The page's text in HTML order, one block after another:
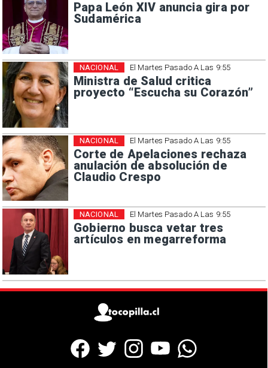
Papa León XIV anuncia gira por
Sudamérica
El Martes Pasado A Las 9:55
Ministra de Salud critica
proyecto “Escucha su Corazón”
NACIONAL
El Martes Pasado A Las 9:55
Corte de Apelaciones rechaza
anulación de absolución de
Claudio Crespo
NACIONAL
El Martes Pasado A Las 9:55
Gobierno busca vetar tres
artículos en megarreforma
NACIONAL